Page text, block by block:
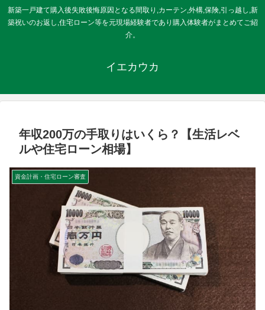
新築一戸建て購入後失敗後悔原因となる間取り,カーテン,外構,保険,引っ越し,新
築祝いのお返し,住宅ローン等を元現場経験者であり購入体験者がまとめてご紹
介。
イエカウカ
年収200万の手取りはいくら？【生活レベ
ルや住宅ローン相場】
資金計画・住宅ローン審査